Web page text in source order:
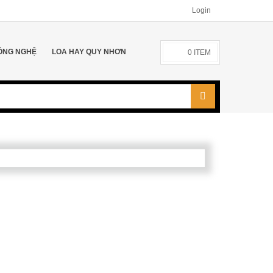
Login
NGHỆ LOA HAY QUY NHƠN 0 ITEM